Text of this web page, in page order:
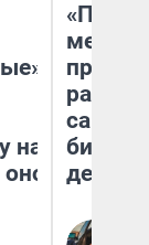
на
самом